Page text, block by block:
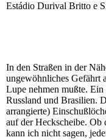
Estádio Durival Britto e
In den Straßen in der
ungewöhnliches Gefährt
Lupe nehmen mußte.
Russland und Brasilien.
arrangierte)
auf der Heckscheibe. Ob
kann ich nicht sagen,